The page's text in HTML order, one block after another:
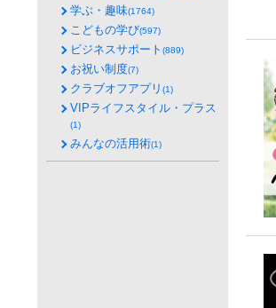
学ぶ・趣味(1764)
こどもの学び(597)
ビジネスサポート (889)
お祝い制度(7)
クラブオフアプリ (1)
VIPライフスタイル・プラス
(1)
みんなの活用術(1)